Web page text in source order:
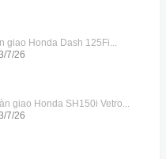
giao Honda Dash 125Fi...
7/26
giao Honda SH150i Vetro...
7/26